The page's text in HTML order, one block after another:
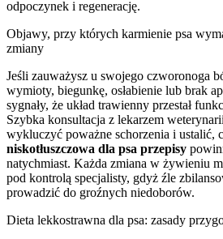
odpoczynek i regenerację.
Objawy, przy których karmienie psa
zmiany
Jeśli zauważysz u swojego czworonoga
wymioty, biegunkę, osłabienie lub brak
sygnały, że układ trawienny przestał
Szybka konsultacja z lekarzem
wykluczyć poważne schorzenia i ustalić,
niskotłuszczowa dla psa przepisy
natychmiast. Każda zmiana w żywieniu
pod kontrolą specjalisty, gdyż źle
prowadzić do groźnych niedoborów.
Dieta lekkostrawna dla psa: zasady